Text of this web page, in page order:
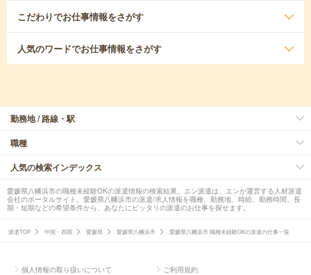
こだわりでお仕事情報をさがす
人気のワードでお仕事情報をさがす
勤務地 / 路線・駅
職種
人気の検索インデックス
愛媛県八幡浜市の職種未経験OKの派遣情報の検索結果。エン派遣は、エンが運営する人材派遣
会社のポータルサイト。愛媛県八幡浜市の派遣/求人情報を職種、勤務地、時給、勤務時間、長
期・短期などの希望条件から、あなたにピッタリの派遣のお仕事を探せます。
派遣TOP 中国・四国 愛媛県 愛媛県八幡浜市 愛媛県八幡浜市 職種未経験OKの派遣の仕事一覧
個人情報の取り扱いについて ご利用規約